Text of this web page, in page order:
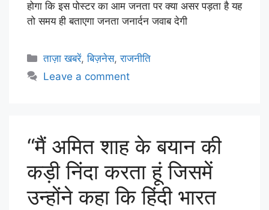
होगा कि इस पोस्टर का आम जनता पर क्या असर पड़ता है यह
तो समय ही बताएगा जनता जनार्दन जवाब देगी
ताज़ा खबरें,बिज़नेस,राजनीति
Leave a comment
“मैं अमित शाह के बयान की
कड़ी निंदा करता हूं जिसमें
उन्होंने कहा कि हिंदी भारत